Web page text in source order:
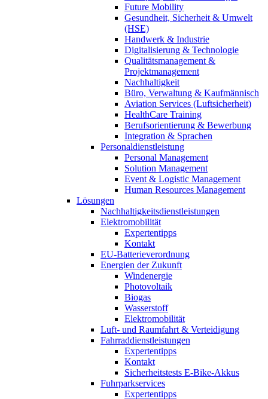
Future Mobility
Gesundheit, Sicherheit & Umwelt
(HSE)
Handwerk & Industrie
Digitalisierung & Technologie
Qualitätsmanagement &
Projektmanagement
Nachhaltigkeit
Büro, Verwaltung & Kaufmännisch
Aviation Services (Luftsicherheit)
HealthCare Training
Berufsorientierung & Bewerbung
Integration & Sprachen
Personaldienstleistung
Personal Management
Solution Management
Event & Logistic Management
Human Resources Management
Lösungen
Nachhaltigkeitsdienstleistungen
Elektromobilität
Expertentipps
Kontakt
EU-Batterieverordnung
Energien der Zukunft
Windenergie
Photovoltaik
Biogas
Wasserstoff
Elektromobilität
Luft- und Raumfahrt & Verteidigung
Fahrraddienstleistungen
Expertentipps
Kontakt
Sicherheitstests E-Bike-Akkus
Fuhrparkservices
Expertentipps